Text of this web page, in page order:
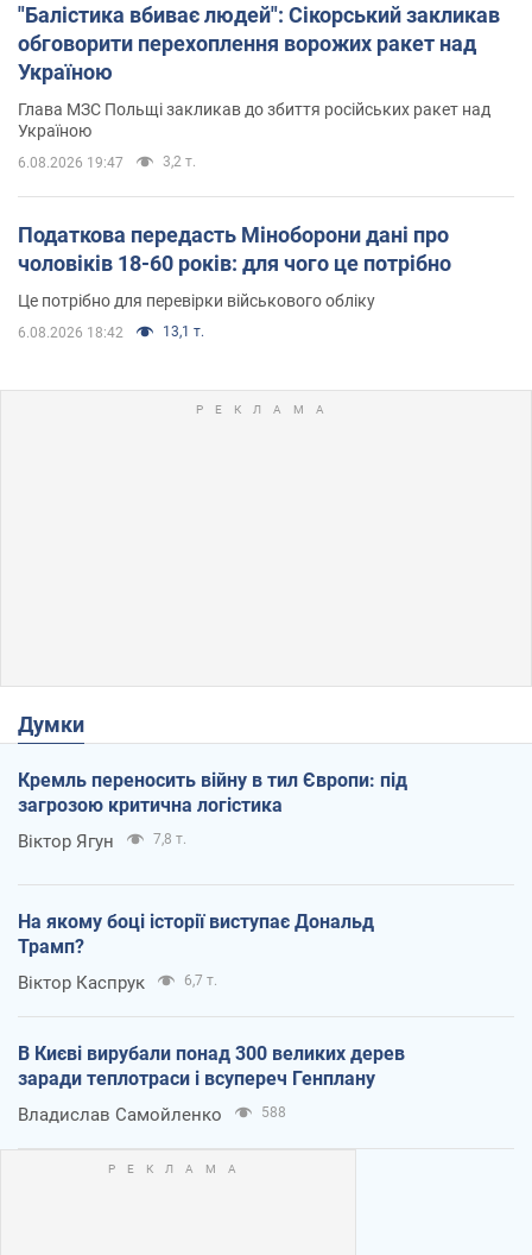
"Балістика вбиває людей": Сікорський закликав
обговорити перехоплення ворожих ракет над
Україною
Глава МЗС Польщі закликав до збиття російських ракет над
Україною
6.08.2026 19:47 3,2 т.
Податкова передасть Міноборони дані про
чоловіків 18-60 років: для чого це потрібно
Це потрібно для перевірки військового обліку
6.08.2026 18:42 13,1 т.
Думки
Кремль переносить війну в тил Європи: під
загрозою критична логістика
Віктор Ягун 7,8 т.
На якому боці історії виступає Дональд
Трамп?
Віктор Каспрук 6,7 т.
В Києві вирубали понад 300 великих дерев
заради теплотраси і всупереч Генплану
Владислав Самойленко 588